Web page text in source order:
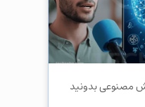
مصنوعی بدونید